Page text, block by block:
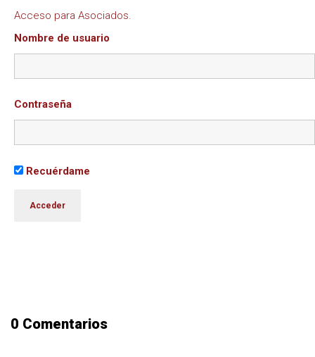
Acceso para Asociados.
Nombre de usuario
Contraseña
Recuérdame
0 Comentarios